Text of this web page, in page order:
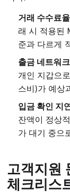
거래 수수료
래 시 적용된
준과 다르게
출금 네트워
개인 지갑으
스비)가 예상
입금 확인 지
잔액이 정상
가 대기 중으
고객지원
체크리스